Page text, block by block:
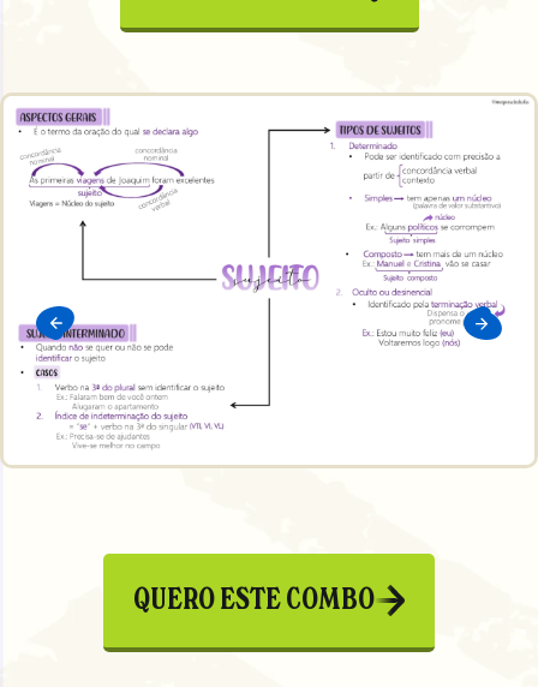
QUERO ESTE COMBO